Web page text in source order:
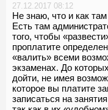
27.12.2017 08:12
Не знаю, что и как
Есть там
того, чтобы
проплатите
«валить» всеми
экзаменах. До
дойти, не имея
которое вы платите
записаться на